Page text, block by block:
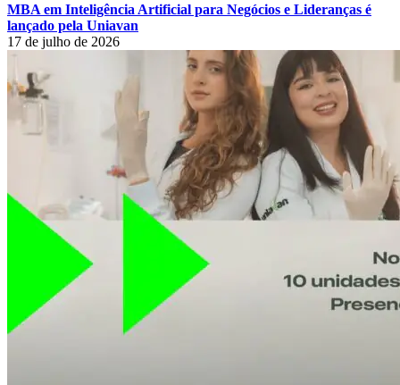
MBA em Inteligência Artificial para Negócios e Lideranças é
lançado pela Uniavan
17 de julho de 2026